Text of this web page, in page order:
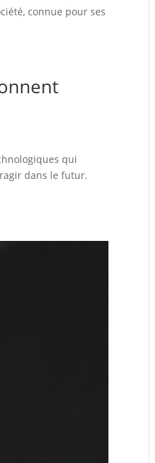
connue pour ses
qui
dans le futur.